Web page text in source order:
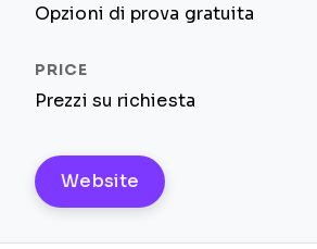
Opzioni di prova gratuita
Prezzi su richiesta
Website